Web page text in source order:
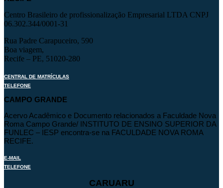
Centro Brasileiro de profissionalização Empresarial LTDA CNPJ
06.302.344/0001-31
Rua Padre Carapuceiro, 590
Boa viagem,
Recife – PE, 51020-280
CENTRAL DE MATRÍCULAS
TELEFONE
CAMPO GRANDE
Acervo Acadêmico e Documento relacionados a Faculdade Nova
Roma Campo Grande/ INSTITUTO DE ENSINO SUPERIOR DA
FUNLEC – IESP encontra-se na FACULDADE NOVA ROMA
RECIFE.
E-MAIL
TELEFONE
CARUARU